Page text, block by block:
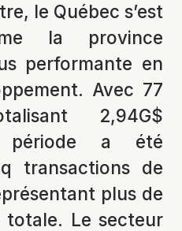
le Québec s’est
la province
performante en
Avec 77
2,94G$
période a été
transactions de
plus de
Le secteur